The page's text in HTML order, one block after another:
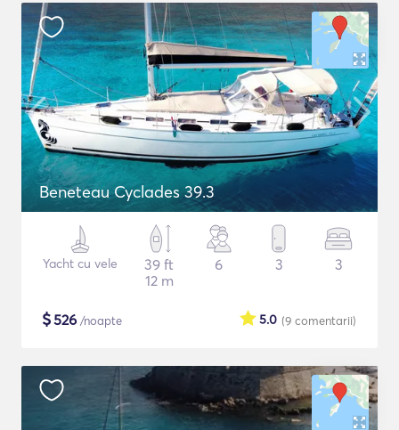
Beneteau Cyclades 39.3
Yacht cu vele
39 ft
12 m
6 3 3
$526 /noapte (9 comentarii)
5.0